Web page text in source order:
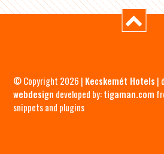
© Copyright 2026 | Kecskemét Hotels |
webdesign developed by:tigaman.com
snippets and plugins